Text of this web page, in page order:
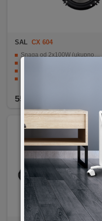
SAL CX 604
Snaga od 2x100W (ukupno 200W).
55,90